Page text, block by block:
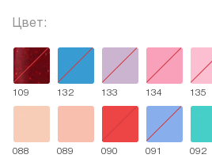
Цвет:
109 132 133 134 135
088 089 090 091 092